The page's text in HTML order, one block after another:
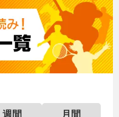
週間
月間